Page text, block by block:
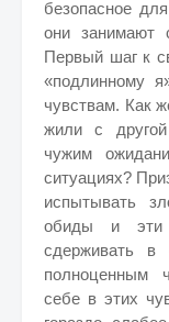
безопасное
они занимают
Первый шаг к
«подлинному
чувствам. Как
жили с другой
чужим
ситуациях?
испытывать
обиды и эти
сдерживать
полноценным
себе в этих